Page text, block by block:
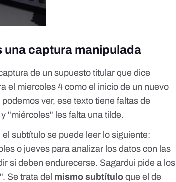
una captura manipulada
de un supuesto titular que dice
el miercoles 4 como el inicio de un nuevo
ver, ese texto tiene faltas de
"miércoles" les falta una tilde.
subtítulo se puede leer lo siguiente:
o jueves para analizar los datos con las
si deben endurecerse. Sagardui pide a los
Se trata del mismo subtítulo que el de